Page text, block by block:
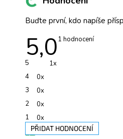
Buďte první, kdo napíše
5,0Průměrné
1 hodnocení
5
1x
4
0x
3
0x
2
0x
1
0x
PŘIDAT HODNOCENÍ